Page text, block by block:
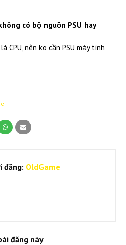
có bộ nguồn PSU hay
CPU, nên ko cần PSU máy tính
đăng: OldGame
đăng này